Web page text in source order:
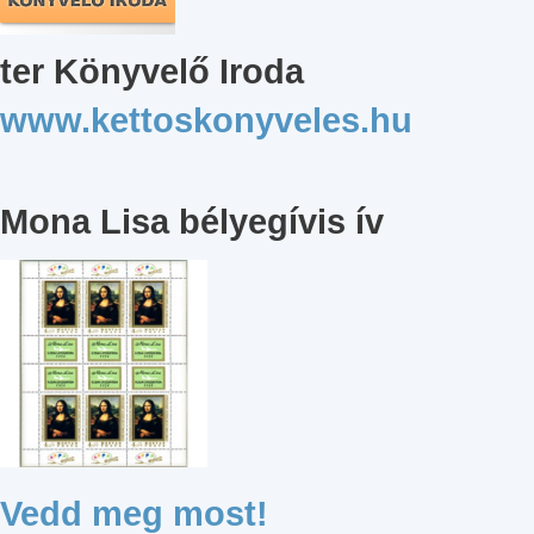
ter Könyvelő Iroda
www.kettoskonyveles.hu
Mona Lisa bélyegívis ív
Vedd meg most!